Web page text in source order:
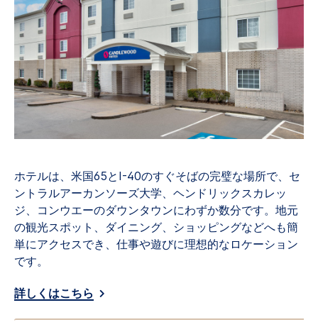
ホテルは、米国65とI-40のすぐそばの完璧な場所で、セ
ントラルアーカンソーズ大学、ヘンドリックスカレッ
ジ、コンウエーのダウンタウンにわずか数分です。地元
の観光スポット、ダイニング、ショッピングなどへも簡
単にアクセスでき、仕事や遊びに理想的なロケーション
です。
詳しくはこちら